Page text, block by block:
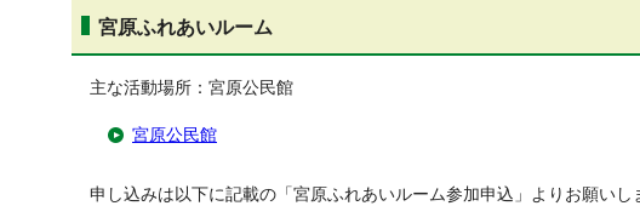
宮原ふれあいルーム
主な活動場所：宮原公民館
宮原公民館
申し込みは以下に記載の「宮原ふれあいルーム参加申込」よりお願いし